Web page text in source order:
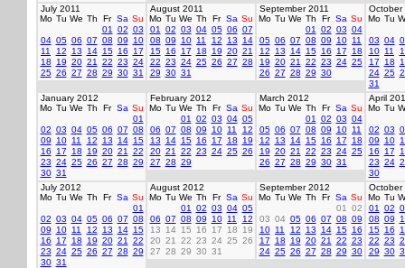
July 2011
Mo Tu We Th Fr Sa Su
01
02 03
04 05 06 07 08 09
10
11
12 13 14 15 16
17
18
19 20 21 22 23 24
25 26 27 28 29 30 31
August 2011
Mo Tu We Th Fr Sa Su
01
02 03 04 05 06 07
08 09 10 11 12 13
14
15 16 17 18 19 20 21
22 23 24 25 26 27 28
29 30 31
September 2011
Mo Tu We Th Fr Sa Su
01
02 03 04
05 06 07 08 09 10 11
12
13 14 15 16 17
18
19 20 21 22 23 24 25
26 27 28 29 30
October
Mo Tu
03 04
10 11
17
18
24 25
31
January 2012
Mo Tu We Th Fr Sa Su
01
02 03 04 05 06 07 08
09
10 11 12 13 14 15
16
17 18 19 20 21
22
23 24 25 26 27 28 29
30 31
February 2012
Mo Tu We Th Fr Sa Su
01
02 03 04 05
06 07 08 09 10 11
12
13
14 15 16 17 18
19
20 21 22 23 24 25 26
27 28 29
March 2012
Mo Tu We Th Fr Sa Su
01
02 03 04
05 06 07 08 09 10 11
12
13 14 15 16 17
18
19 20 21 22 23 24 25
26 27 28 29 30 31
April
Mo Tu
02 03
09
10
16
17
23 24
30
July 2012
Mo Tu We Th Fr Sa Su
01
02 03 04 05 06 07 08
09
10 11 12 13 14 15
16
17 18 19 20 21
22
23 24 25 26 27 28 29
30 31
August 2012
Mo Tu We Th Fr Sa Su
01
02 03 04 05
06 07 08 09 10 11
12
13
14 15 16 17 18
19
20 21 22 23 24 25 26
27 28 29 30 31
September 2012
Mo Tu We Th Fr Sa Su
01
02
03 04 05 06 07 08 09
10 11 12 13 14 15 16
17
18 19 20 21 22 23
24 25 26 27 28 29 30
October
Mo Tu
01
02
08 09
15 16
22 23
29 30